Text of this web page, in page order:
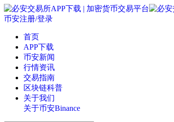
币安注册/登录
首页
APP下载
币安新闻
行情资讯
交易指南
区块链科普
关于我们
关于币安Binance